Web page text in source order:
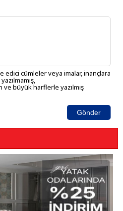
edici cümleler veya imalar, inançlara
ve büyük harflerle yazılmış
Gönder